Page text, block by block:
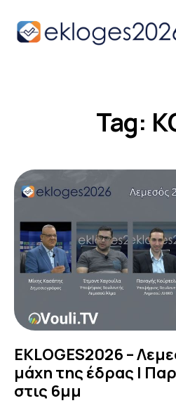
Tag:
Αρχική
Παρουσιάσεις
Υποψηφίων
Podcast
Επικοινωνία
EKLOGES2026 –
μάχη της έδρας |
στις 6μμ